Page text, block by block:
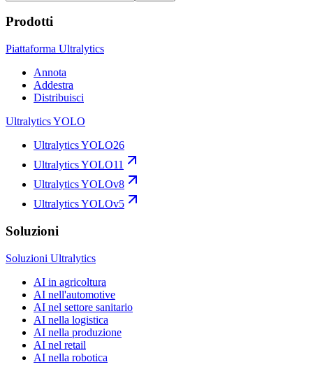
Prodotti
Piattaforma Ultralytics
Annota
Addestra
Distribuisci
Ultralytics YOLO
Ultralytics YOLO26
Ultralytics YOLO11
Ultralytics YOLOv8
Ultralytics YOLOv5
Soluzioni
Soluzioni Ultralytics
AI in agricoltura
AI nell'automotive
AI nel settore sanitario
AI nella logistica
AI nella produzione
AI nel retail
AI nella robotica